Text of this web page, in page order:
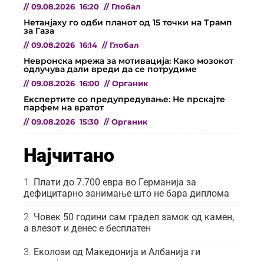
// 09.08.2026 16:20 // Глобал
Нетанјаху го одби планот од 15 точки на Трамп
за Газа
// 09.08.2026 16:14 // Глобал
Невронска мрежа за мотивација: Како мозокот
одлучува дали вреди да се потрудиме
// 09.08.2026 16:00 // Органик
Експертите со предупредување: Не прскајте
парфем на вратот
// 09.08.2026 15:30 // Органик
Најчитано
Плати до 7.700 евра во Германија за
дефицитарно занимање што не бара диплома
Човек 50 години сам градел замок од камен,
а влезот и денес е бесплатен
Еколози од Македонија и Албанија ги